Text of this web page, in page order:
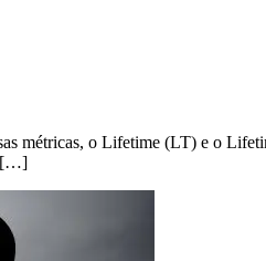
métricas, o Lifetime (LT) e o
[…]